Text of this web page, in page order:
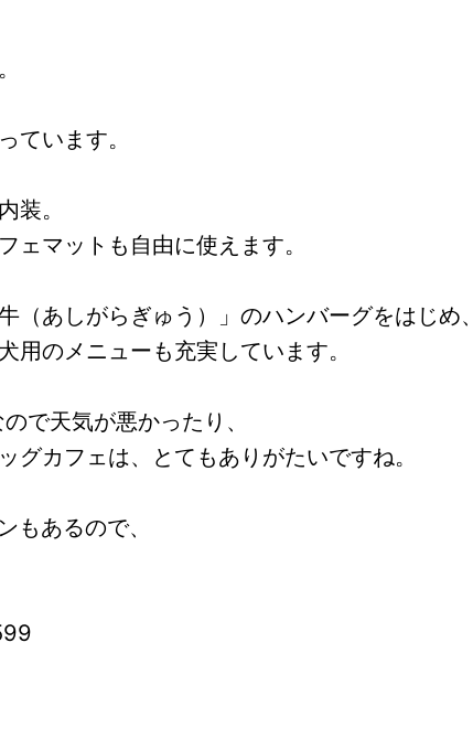
ています。
装。
マットも自由に使えます。
（あしがらぎゅう）」のハンバーグをはじめ
のメニューも充実しています。
で天気が悪かったり、
カフェは、とてもありがたいですね。
あるので、